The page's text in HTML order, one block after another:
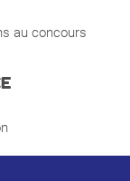
au concours